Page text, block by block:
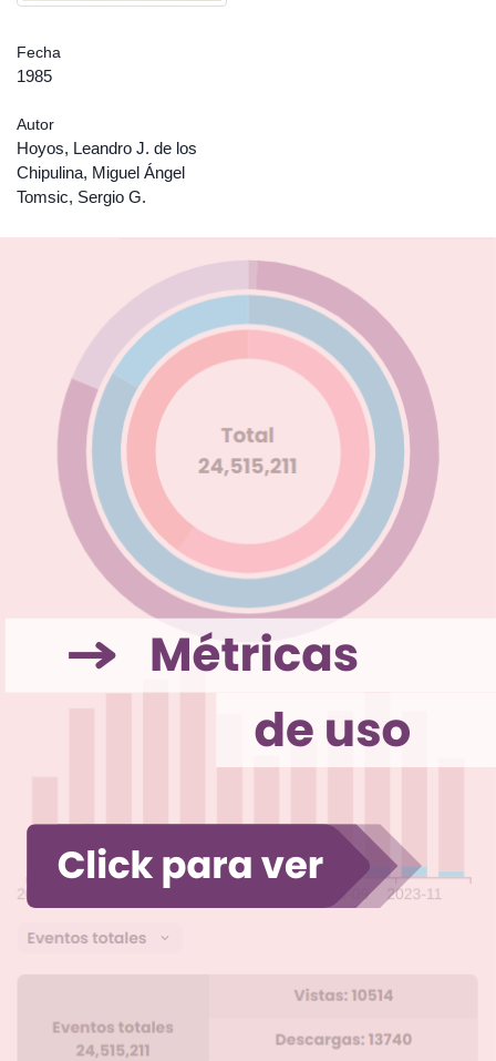
Fecha
1985
Autor
Hoyos, Leandro J. de los
Chipulina, Miguel Ángel
Tomsic, Sergio G.